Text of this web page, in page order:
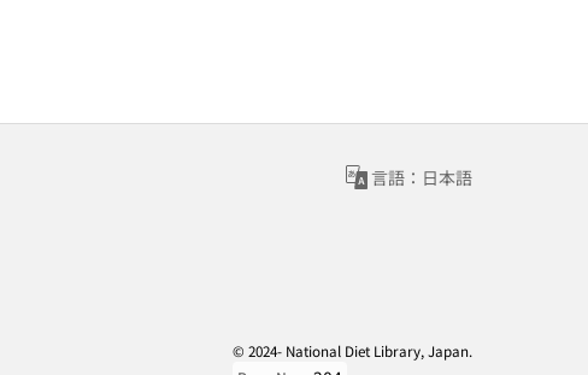
言語：日本語
© 2024- National Diet Library, Japan.